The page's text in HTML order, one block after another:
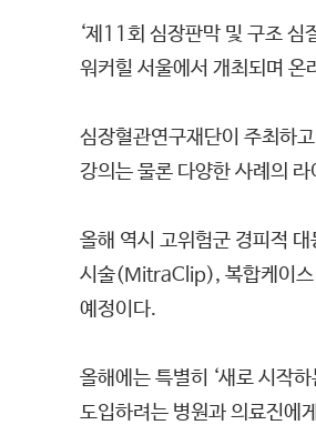
‘제11회 심장판막 및 구조
워커힐 서울에서 개최되며 온
심장혈관연구재단이 주최하
강의는 물론 다양한 사례의
올해 역시 고위험군 경피적
시술(MitraClip), 복합케이스
예정이다.
올해에는 특별히 ‘새로 시작
도입하려는 병원과 의료진에